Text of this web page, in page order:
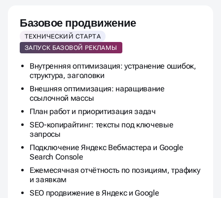
Базовое продвижение
ТЕХНИЧЕСКИЙ СТАРТА
ЗАПУСК БАЗОВОЙ РЕКЛАМЫ
Внутренняя оптимизация: устранение ошибок,
структура, заголовки
Внешняя оптимизация: наращивание
ссылочной массы
План работ и приоритизация задач
SEO-копирайтинг: тексты под ключевые
запросы
Подключение Яндекс Вебмастера и Google
Search Console
Ежемесячная отчётность по позициям, трафику
и заявкам
SEO продвижение в Яндекс и Google